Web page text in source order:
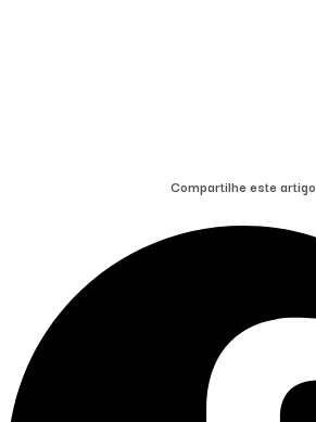
Compartilhe este artigo